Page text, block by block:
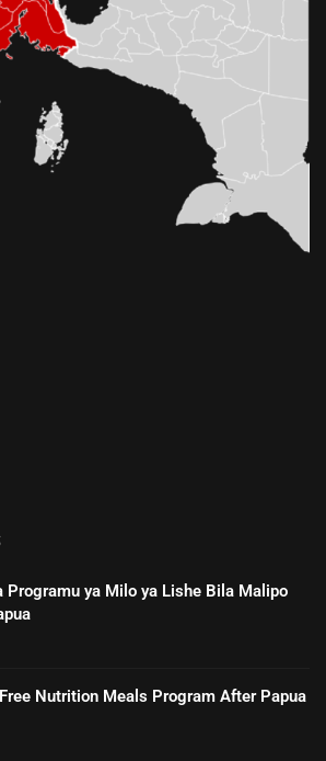
Programu ya Milo ya Lishe Bila Malipo
Nutrition Meals Program After Papua